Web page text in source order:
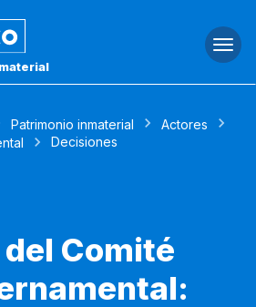
Patrimonio inmaterial
Actores
Decisiones
Comité